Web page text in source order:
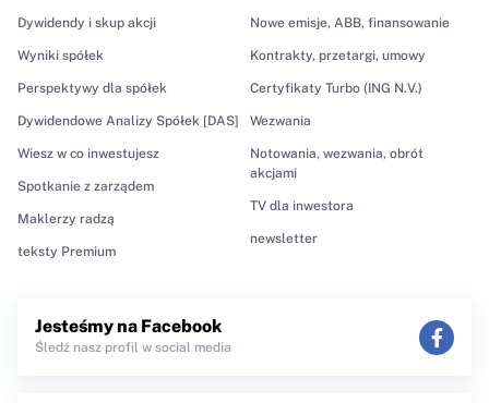
Dywidendy i skup akcji
Wyniki spółek
Perspektywy dla spółek
Dywidendowe Analizy Spółek [DAS]
Wiesz w co inwestujesz
Spotkanie z zarządem
Maklerzy radzą
teksty Premium
Nowe emisje, ABB, finansowanie
Kontrakty, przetargi, umowy
Certyfikaty Turbo (ING N.V.)
Wezwania
Notowania, wezwania, obrót
akcjami
TV dla inwestora
newsletter
Jesteśmy na Facebook
Śledź nasz profil w social media